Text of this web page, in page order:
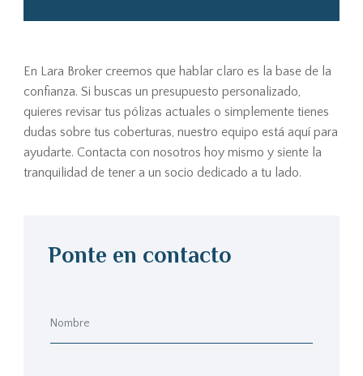
En Lara Broker creemos que hablar claro es la base de la
confianza. Si buscas un presupuesto personalizado,
quieres revisar tus pólizas actuales o simplemente tienes
dudas sobre tus coberturas, nuestro equipo está aquí para
ayudarte. Contacta con nosotros hoy mismo y siente la
tranquilidad de tener a un socio dedicado a tu lado.
Ponte en contacto